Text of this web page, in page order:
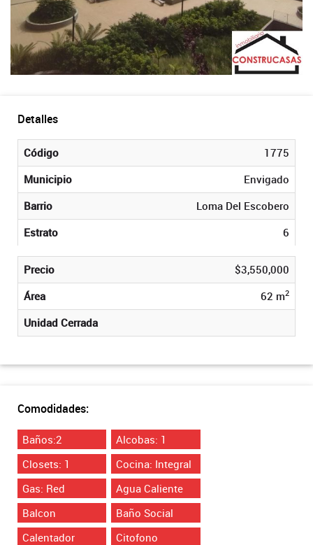
Detalles
Código
1775
Municipio
Envigado
Barrio
Loma Del Escobero
Estrato
6
Precio
$3,550,000
Área
62 m2
Unidad Cerrada
Comodidades:
Baños:2
Alcobas: 1
Closets: 1
Cocina: Integral
Gas: Red
Agua Caliente
Balcon
Baño Social
Calentador
Citofono